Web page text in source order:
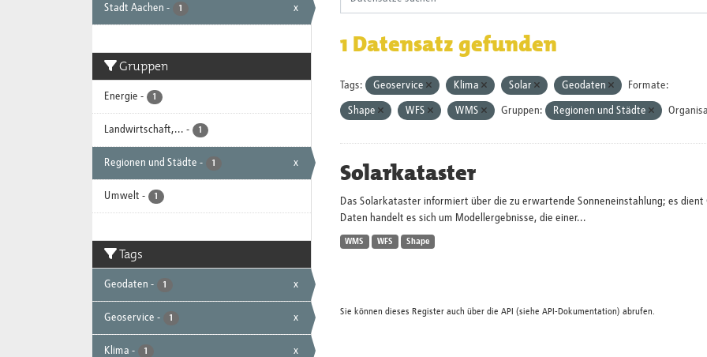
Stadt Aachen - 1 x
Gruppen
Energie - 1
Landwirtschaft,... - 1
Regionen und Städte - 1 x
Umwelt - 1
Tags
Geodaten - 1 x
Geoservice - 1 x
Klima - 1 x
1 Datensatz gefunden
Tags: Geoservice Klima Solar Geodaten Formate:
Shape WFS WMS Gruppen: Regionen und Städte
Solarkataster
Das Solarkataster informiert über die zu erwartende Sonneneinstahlung; es
Daten handelt es sich um Modellergebnisse, die einer...
WMS WFS Shape
Sie können dieses Register auch über die API (siehe API-Dokumentation) abrufen.